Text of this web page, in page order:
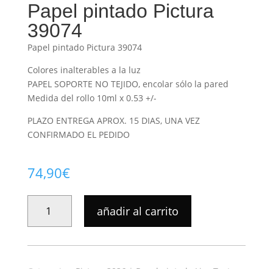
Papel pintado Pictura
39074
Papel pintado Pictura 39074
Colores inalterables a la luz
PAPEL SOPORTE NO TEJIDO, encolar sólo la pared
Medida del rollo 10ml x 0.53 +/-
PLAZO ENTREGA APROX. 15 DIAS, UNA VEZ
CONFIRMADO EL PEDIDO
74,90€
PINTADO
PICTURA
39074
añadir al carrito